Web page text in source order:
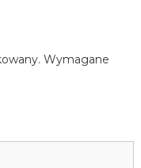
Wymagane